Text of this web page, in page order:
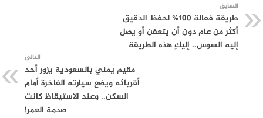
السابق
طريقة فعالة 100% لحفظ الدقيق
أكثر من عام دون أن يتعفن أو يصل
إليه السوس.. إليكِ هذه الطريقة
التالي
مقيم يمني بالسعودية يزور أحد
أقربائه ويضع سيارته الفاخرة أمام
السكن.. وعند الاستيقاظ كانت
صدمة العمر!